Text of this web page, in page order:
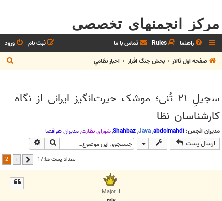
مرکز انجمنهای تخصصی
راهنما Rules تماس با ما ورود
ثبت نام
صفحه اول تالار
بخش جنگ افزار اخبار نظامي
س
سجیلِ ۲۱ تُنی؛ موشک حیرت‌انگیز‌ ایرانی از نگاه
کارشناسان نظا
مدیران انجمن: abdolmahdi
,
Java
,
Shahbaz
,شوراي نظارت,مديران هوافضا
ارسال پست جستجو
تعداد پست ها:17 قبلی 1
2
Major II